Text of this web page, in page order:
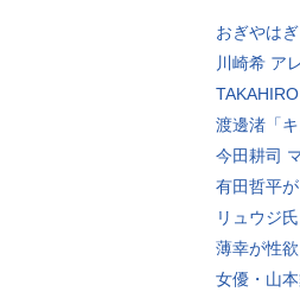
おぎやは
川崎希 ア
渡邊渚「
今田耕司
有田哲平
リュウジ
薄幸が性欲
女優・山